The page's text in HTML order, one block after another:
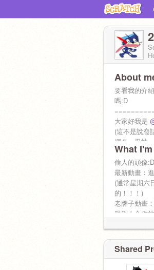
About
要看我的介
嗎:D
大家好我是
(這不是說廢
網名：忍蛙
一個活潑可
XD搞错了再
一個活潑開
Toilet，玩
志同道合的
What
偷人的頭像
最新動畫：
(通常星期六
的！！！)
老牌子動畫
跟別人合作
給我自己
既然老天给
场
Shared